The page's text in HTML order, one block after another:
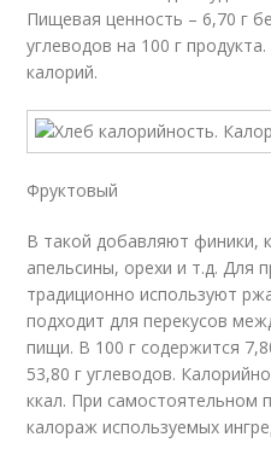
Пищевая ценность – 6,70 г
углеводов на 100 г
калорий.
Фруктовый
В такой добавляют финики,
апельсины, орехи и т.д. Для
традиционно используют
подходит для перекусов
пищи. В 100 г содержится
53,80 г углеводов.
ккал. При самостоятельном
калораж используемых